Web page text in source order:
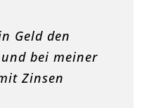
Geld den
bei meiner
Zinsen